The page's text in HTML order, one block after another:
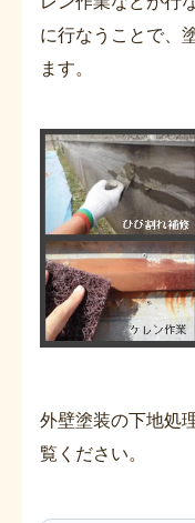
に行なうことで、
ます。
外壁塗装の下地処
覧ください。